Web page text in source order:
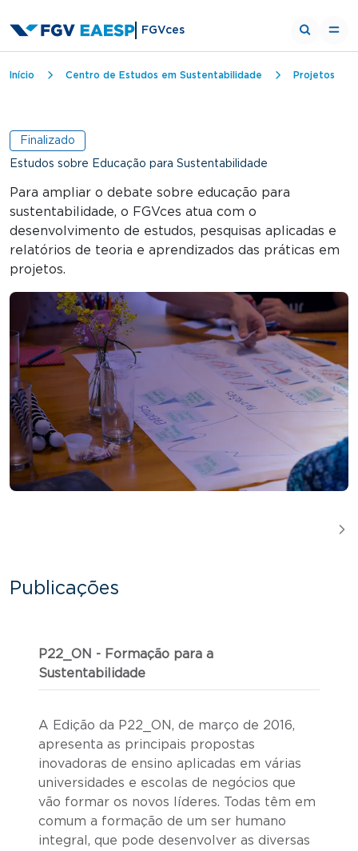
FGVces
Trilha de navegação
Início Centro de Estudos em Sustentabilidade Projetos
Finalizado
Estudos sobre Educação para Sustentabilidade
Para ampliar o debate sobre educação para
sustentabilidade, o FGVces atua com o
desenvolvimento de estudos, pesquisas aplicadas e
relatórios de teoria e aprendizados das práticas em
projetos.
Publicações
P22_ON - Formação para a
Sustentabilidade
A Edição da P22_ON, de março de 2016,
apresenta as principais propostas
inovadoras de ensino aplicadas em várias
universidades e escolas de negócios que
vão formar os novos líderes. Todas têm em
comum a formação de um ser humano
integral, que pode desenvolver as diversas